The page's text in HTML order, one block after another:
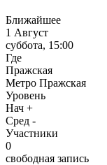
Ближайшее
1 Август
суббота, 15:00
Где
Пражская
Метро Пражская
Уровень
Нач +
Сред -
Участники
0
свободная запись